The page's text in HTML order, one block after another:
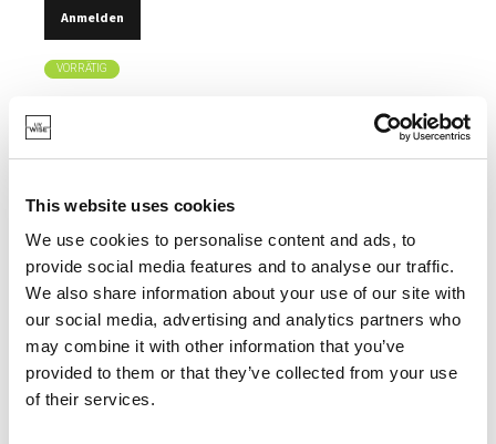
This website uses cookies
We use cookies to personalise content and ads, to
provide social media features and to analyse our traffic.
We also share information about your use of our site with
our social media, advertising and analytics partners who
may combine it with other information that you’ve
provided to them or that they’ve collected from your use
of their services.
Anmelden
VORRÄTIG
4 MM STARKER, VORGEROSTETER CORTENSTAHL.
UNZERSTÖRBAR.
SPEZIFIKATIONEN